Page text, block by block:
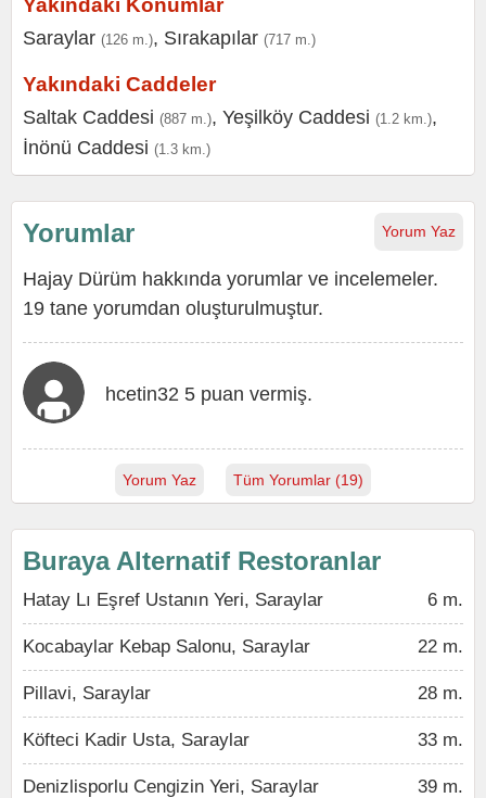
Yakındaki Konumlar
Saraylar (126 m.), Sırakapılar (717 m.)
Yakındaki Caddeler
Saltak Caddesi (887 m.), Yeşilköy Caddesi (1.2 km.),
İnönü Caddesi (1.3 km.)
Yorum Yaz
Yorumlar
Hajay Dürüm hakkında yorumlar ve incelemeler.
19 tane yorumdan oluşturulmuştur.
hcetin32 5 puan vermiş.
Yorum Yaz Tüm Yorumlar (19)
Buraya Alternatif Restoranlar
Hatay Lı Eşref Ustanın Yeri, Saraylar 6 m.
Kocabaylar Kebap Salonu, Saraylar 22 m.
Pillavi, Saraylar 28 m.
Köfteci Kadir Usta, Saraylar 33 m.
Denizlisporlu Cengizin Yeri, Saraylar 39 m.